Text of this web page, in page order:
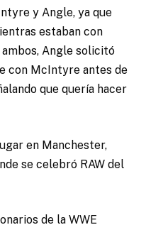
y Angle, ya que
estaban con
Angle solicitó
con McIntyre antes de
que quería hacer
en Manchester,
se celebró RAW del
de la WWE